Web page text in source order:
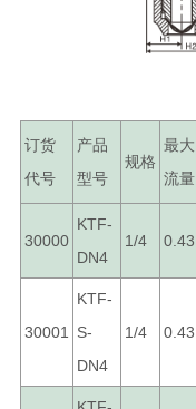
订货
代号
产品
型号
规格
最大
流量
30000
KTF-
DN4
1/4 0.43
30001
KTF-
S-
DN4
1/4 0.43